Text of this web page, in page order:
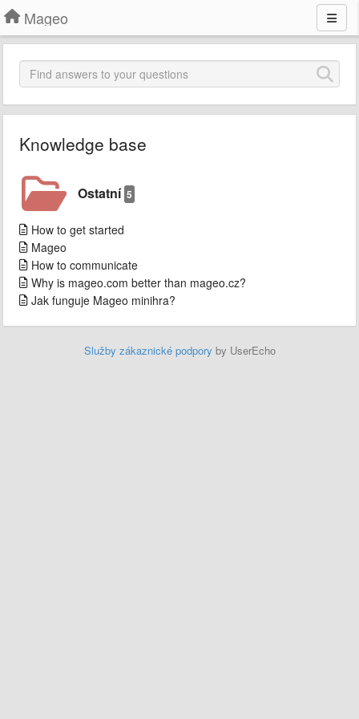
Mageo
Knowledge base
Ostatní 5
How to get started
Mageo
How to communicate
Why is mageo.com better than mageo.cz?
Jak funguje Mageo minihra?
Služby zákaznické podpory by UserEcho